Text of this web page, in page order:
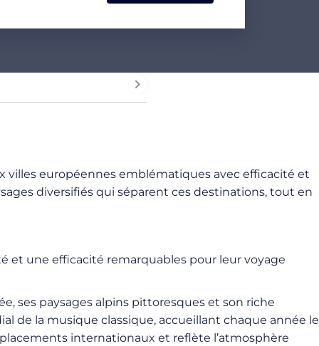
villes européennes emblématiques avec efficacité et
diversifiés qui séparent ces destinations, tout en
et une efficacité remarquables pour leur voyage
ses paysages alpins pittoresques et son riche
de la musique classique, accueillant chaque année le
internationaux et reflète l’atmosphère